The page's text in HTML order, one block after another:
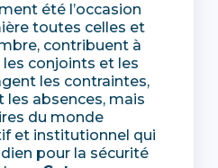
été l’occasion
toutes celles et
contribuent à
conjoints et les
les contraintes,
les absences, mais
du monde
et institutionnel qui
pour la sécurité